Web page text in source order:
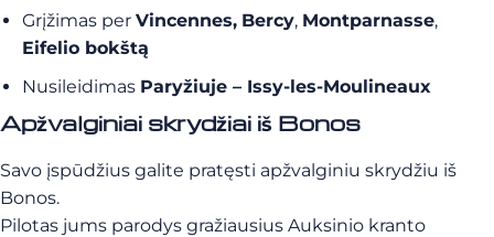
Grįžimas per Vincennes, Bercy, Montparnasse,
Eifelio bokštą
Nusileidimas Paryžiuje – Issy-les-Moulineaux
Apžvalginiai skrydžiai iš Bonos
Savo įspūdžius galite pratęsti apžvalginiu skrydžiu iš
Bonos.
Pilotas jums parodys gražiausius Auksinio kranto